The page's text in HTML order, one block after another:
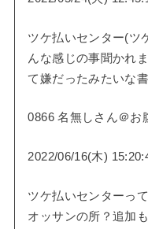
ツケ払いセンター(ツ
んな感じの事聞かれ
て嫌だったみたいな
0866 名無しさん＠お
2022/06/16(木)
ツケ払いセンターっ
オッサンの所？追加